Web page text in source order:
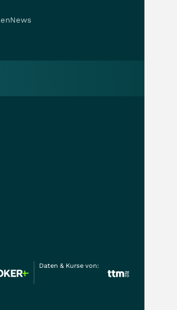
Daten & Kurse von: